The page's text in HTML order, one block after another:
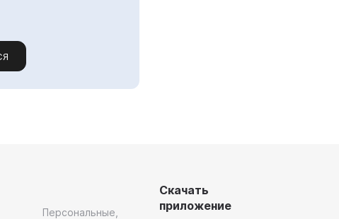
Персональные,
Скачать
приложение